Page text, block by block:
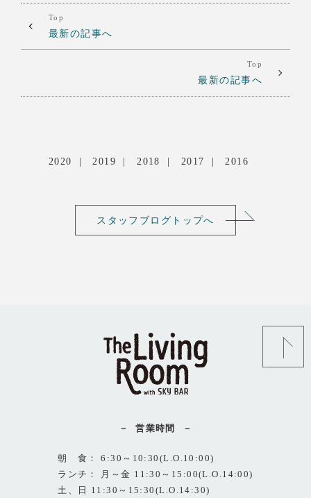
Top
最新の記事へ
Top
最新の記事へ
2020 2019 2018 2017 2016
スタッフブログトップへ
営業時間
朝 食： 6:30～10:30(L.O.10:00)
ランチ： 月～金 11:30～15:00(L.O.14:00)
土、日 11:30～15:30(L.O.14:30)